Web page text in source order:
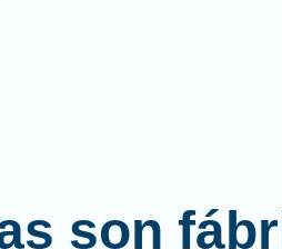
son